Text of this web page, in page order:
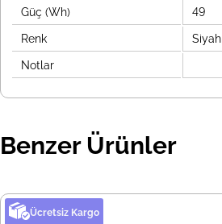
Güç (Wh) 49
Renk Siyah
Notlar
Benzer Ürünler
Ücretsiz Kargo